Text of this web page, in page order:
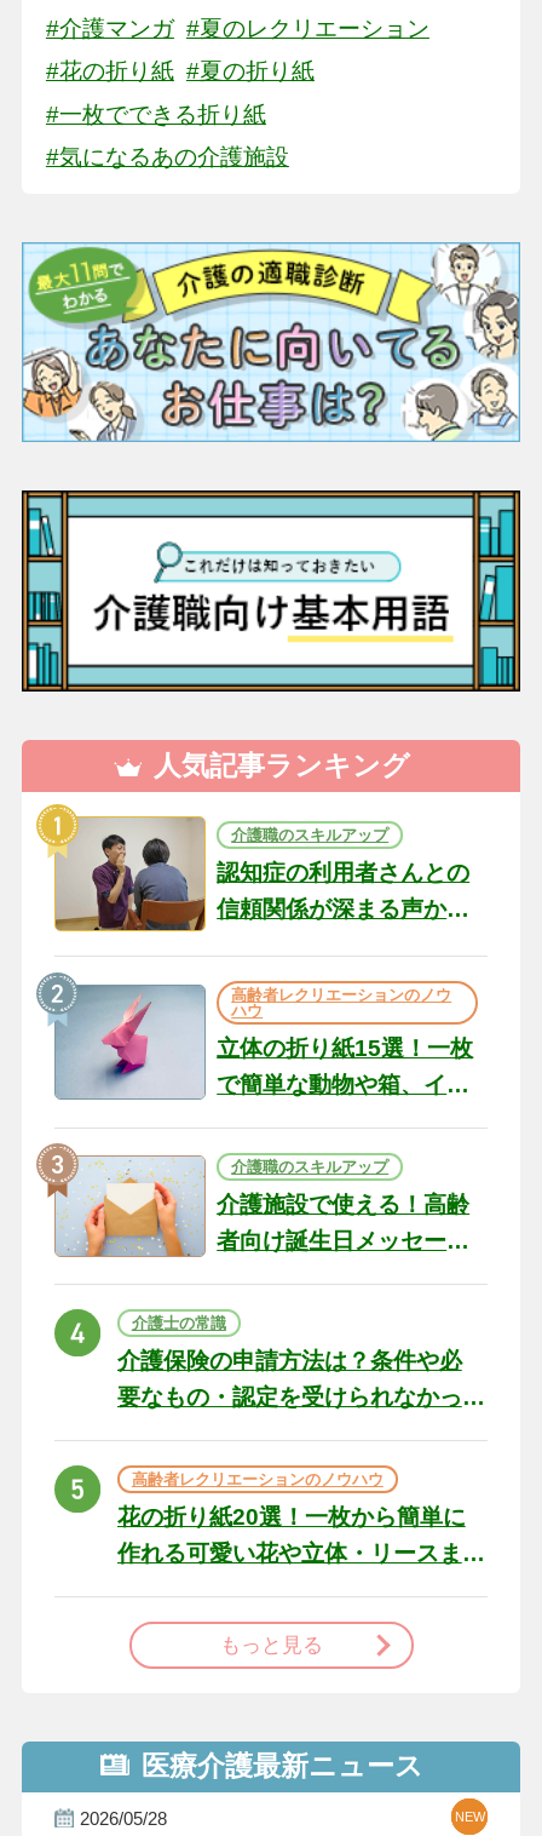
#介護マンガ #夏のレクリエーション
#花の折り紙 #夏の折り紙
#一枚でできる折り紙
#気になるあの介護施設
人気記事ランキング
介護職のスキルアップ
認知症の利用者さんとの
信頼関係が深まる声かけ
の現場から（22）
高齢者レクリエーションのノウ
ハウ
立体の折り紙15選！一枚
で簡単な動物や箱、イン
介護職のスキルアップ
介護施設で使える！高齢
者向け誕生日メッセージ
ト
介護士の常識
介護保険の申請方法は？条件や必
要なもの・認定を受けられなかっ
高齢者レクリエーションのノウハウ
花の折り紙20選！一枚から簡単に
作れる可愛い花や立体・リースま
もっと見る
医療介護最新ニュース
2026/05/28 NEW
NEW
NEW